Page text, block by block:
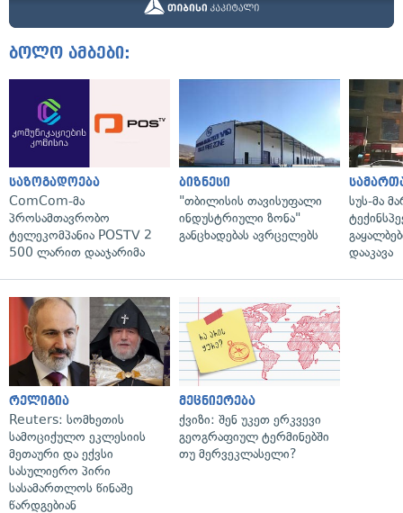
ბოლო ამბები:
საზოგადოება
ComCom-მა
პროსამთავრობო
ტელეკომპანია POSTV 2
500 ლარით დააჯარიმა
ბიზნესი
"თბილისის თავისუფალი
ინდუსტრიული ზონა"
განცხადებას ავრცელებს
სუს-მა
დააკავა
რელიგია
Reuters: სომხეთის
სამოციქულო ეკლესიის
მეთაური და ექვსი
სასულიერო პირი
სასამართლოს წინაშე
წარდგებიან
მეცნიერება
ქვიზი: შენ უკეთ ერკვევი
გეოგრაფიულ ტერმინებში
თუ მერვეკლასელი?